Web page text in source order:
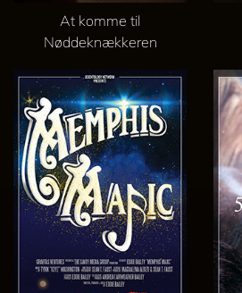
At komme til
Nøddeknækkeren